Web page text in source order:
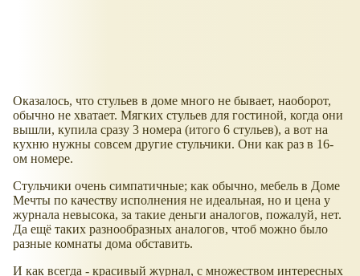
Оказалось, что стульев в доме много не бывает, наоборот,
обычно не хватает. Мягких стульев для гостиной, когда они
вышли, купила сразу 3 номера (итого 6 стульев), а вот на
кухню нужны совсем другие стульчики. Они как раз в 16-
ом номере.
Стульчики очень симпатичные; как обычно, мебель в Доме
Мечты по качеству исполнения не идеальная, но и цена у
журнала невысока, за такие деньги аналогов, пожалуй, нет.
Да ещё таких разнообразных аналогов, чтоб можно было
разные комнаты дома обставить.
И как всегда - красивый журнал, с множеством интересных